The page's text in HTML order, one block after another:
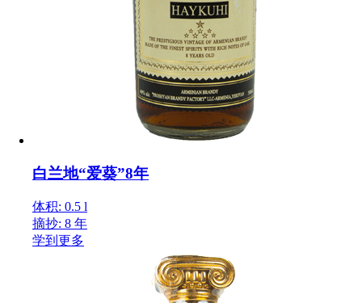
白兰地“爱葵”8年
体积: 0.5 l
摘抄: 8 年
学到更多